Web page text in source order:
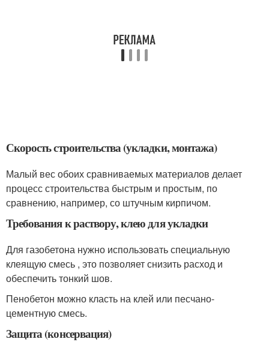
Скорость строительства (укладки, монтажа)
Малый вес обоих сравниваемых материалов делает
процесс строительства быстрым и простым, по
сравнению, например, со штучным кирпичом.
Требования к раствору, клею для укладки
Для газобетона нужно использовать специальную
клеящую смесь , это позволяет снизить расход и
обеспечить тонкий шов.
Пенобетон можно класть на клей или песчано-
цементную смесь.
Защита (консервация)